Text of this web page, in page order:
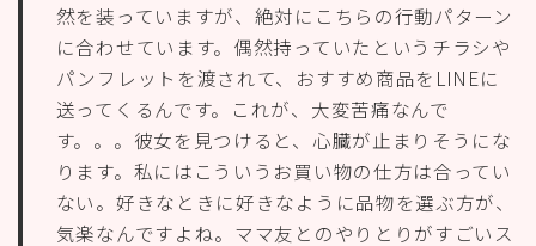
然を装っていますが、絶対にこちらの行動パターン
に合わせています。偶然持っていたというチラシや
パンフレットを渡されて、おすすめ商品をLINEに
送ってくるんです。これが、大変苦痛なんで
す。。。彼女を見つけると、心臓が止まりそうにな
ります。私にはこういうお買い物の仕方は合ってい
ない。好きなときに好きなように品物を選ぶ方が、
気楽なんですよね。ママ友とのやりとりがすごいス